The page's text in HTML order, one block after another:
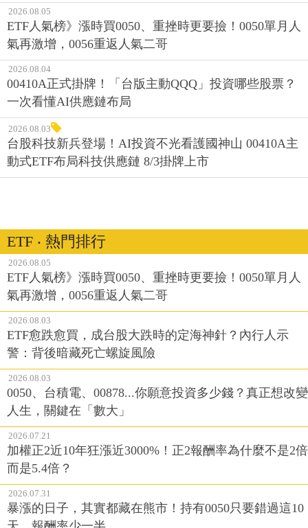
2026.08.05
ETF人氣榜》漲時買0050、重挫時更要撿！0050單月人
氣再激增，0056重返人氣二哥
2026.08.04
00410A正式掛牌！「台版主動QQQ」投資哪些股票？
一次看懂AI供應鏈布局
2026.08.03
台股科技新兵登場！AI投資不光看護國神山 00410A主
動式ETF布局科技供應鏈 8/3掛牌上市
ETF ‧ 熱門排行
2026.08.05
ETF人氣榜》漲時買0050、重挫時更要撿！0050單月人
氣再激增，0056重返人氣二哥
2026.08.03
ETF愈跌愈買，成台股大跌時的定海神針？內行人示
警：背後暗藏死亡螺旋風險
2026.08.03
0050、台積電、00878...你願意投資多少錢？真正想改變
人生，關鍵在「數大」
2026.07.21
加權正2近10年狂漲近3000%！正2報酬率為什麼不是2倍
而是5.4倍？
2026.07.31
暴漲的日子，其實都藏在熊市！持有0050只要錯過這10